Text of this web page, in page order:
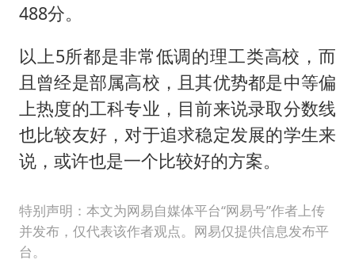
488分。
以上5所都是非常低调的理工类高校，而
且曾经是部属高校，且其优势都是中等偏
上热度的工科专业，目前来说录取分数线
也比较友好，对于追求稳定发展的学生来
说，或许也是一个比较好的方案。
特别声明：本文为网易自媒体平台“网易号”作者上传
并发布，仅代表该作者观点。网易仅提供信息发布平
台。